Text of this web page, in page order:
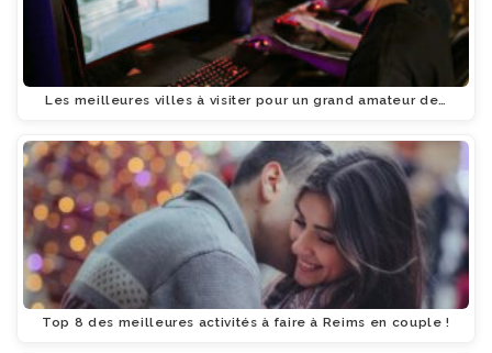
Les meilleures villes à visiter pour un grand amateur de…
Top 8 des meilleures activités à faire à Reims en couple !